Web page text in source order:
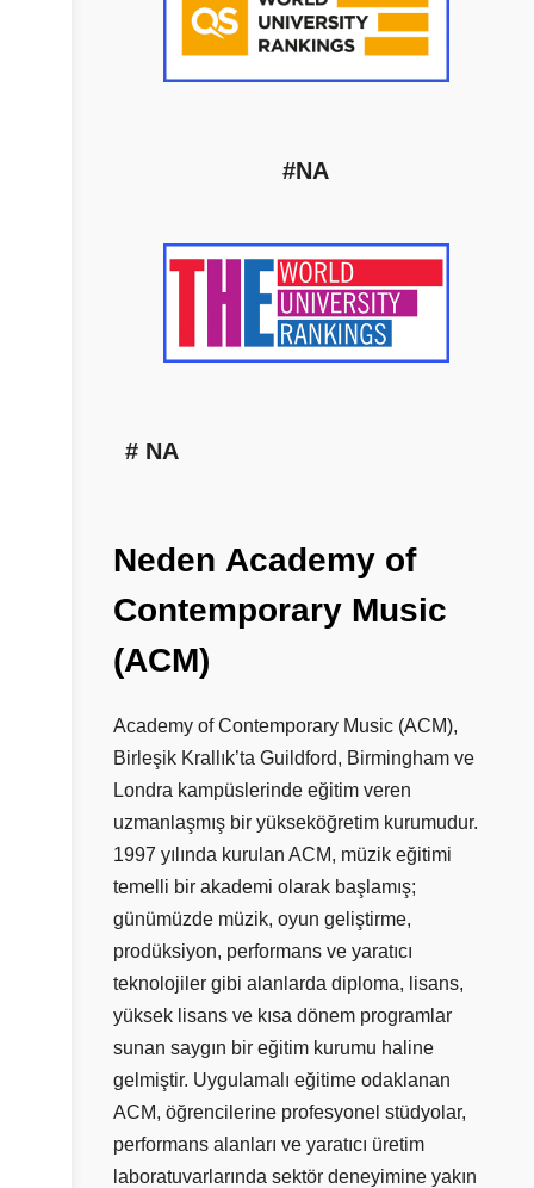
#NA
# NA
Neden Academy of
Contemporary Music
(ACM)
Academy of Contemporary Music (ACM),
Birleşik Krallık’ta Guildford, Birmingham ve
Londra kampüslerinde eğitim veren
uzmanlaşmış bir yükseköğretim kurumudur.
1997 yılında kurulan ACM, müzik eğitimi
temelli bir akademi olarak başlamış;
günümüzde müzik, oyun geliştirme,
prodüksiyon, performans ve yaratıcı
teknolojiler gibi alanlarda diploma, lisans,
yüksek lisans ve kısa dönem programlar
sunan saygın bir eğitim kurumu haline
gelmiştir. Uygulamalı eğitime odaklanan
ACM, öğrencilerine profesyonel stüdyolar,
performans alanları ve yaratıcı üretim
laboratuvarlarında sektör deneyimine yakın